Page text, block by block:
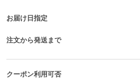
お届け日指定
注文から発送まで
クーポン利用可否